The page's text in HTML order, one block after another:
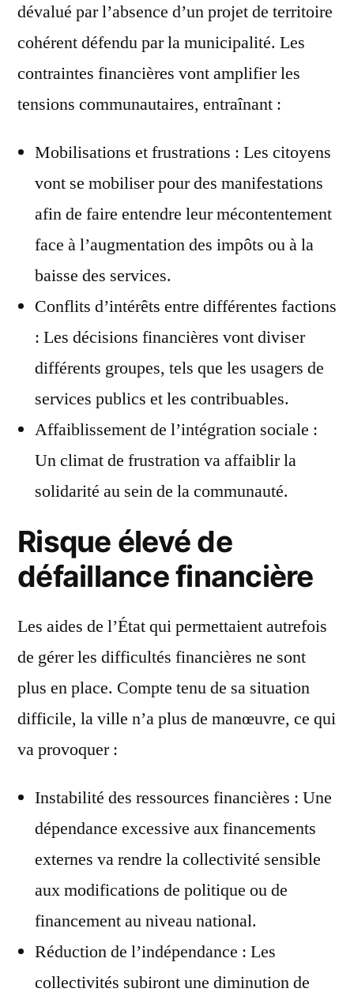
dévalué par l’absence d’un projet de territoire
cohérent défendu par la municipalité. Les
contraintes financières vont amplifier les
tensions communautaires, entraînant :
Mobilisations et frustrations : Les citoyens
vont se mobiliser pour des manifestations
afin de faire entendre leur mécontentement
face à l’augmentation des impôts ou à la
baisse des services.
Conflits d’intérêts entre différentes factions
: Les décisions financières vont diviser
différents groupes, tels que les usagers de
services publics et les contribuables.
Affaiblissement de l’intégration sociale :
Un climat de frustration va affaiblir la
solidarité au sein de la communauté.
Risque élevé de
défaillance financière
Les aides de l’État qui permettaient autrefois
de gérer les difficultés financières ne sont
plus en place. Compte tenu de sa situation
difficile, la ville n’a plus de manœuvre, ce qui
va provoquer :
Instabilité des ressources financières : Une
dépendance excessive aux financements
externes va rendre la collectivité sensible
aux modifications de politique ou de
financement au niveau national.
Réduction de l’indépendance : Les
collectivités subiront une diminution de